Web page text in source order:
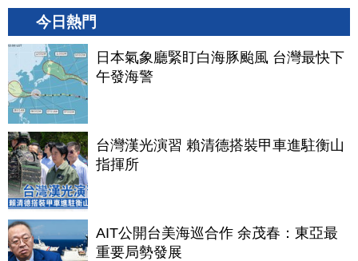
今日熱門
日本氣象廳緊盯白海豚颱風 台灣最快下
午發海警
台灣漢光演習 賴清德搭裝甲車進駐衡山
指揮所
AIT公開台美海巡合作 余茂春：東亞最
重要局勢發展